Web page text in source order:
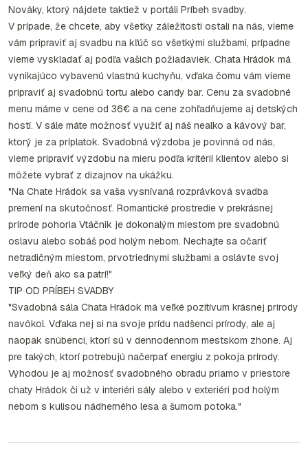
Nováky, ktorý nájdete taktiež v portáli Príbeh svadby.
V prípade, že chcete, aby všetky záležitosti ostali na nás, vieme
vám pripraviť aj svadbu na kľúč so všetkými službami, prípadne
vieme vyskladať aj podľa vašich požiadaviek. Chata Hrádok má
vynikajúco vybavenú vlastnú kuchyňu, vďaka čomu vám vieme
pripraviť aj svadobnú tortu alebo candy bar. Cenu za svadobné
menu máme v cene od 36€ a na cene zohľadňujeme aj detských
hostí. V sále máte možnosť využiť aj náš nealko a kávový bar,
ktorý je za príplatok. Svadobná výzdoba je povinná od nás,
vieme pripraviť výzdobu na mieru podľa kritérií klientov alebo si
môžete vybrať z dizajnov na ukážku.
"Na Chate Hrádok sa vaša vysnívaná rozprávková svadba
premení na skutočnosť. Romantické prostredie v prekrásnej
prírode pohoria Vtáčnik je dokonalým miestom pre svadobnú
oslavu alebo sobáš pod holým nebom. Nechajte sa očariť
netradičným miestom, prvotriednymi službami a oslávte svoj
veľký deň ako sa patrí!"
TIP OD PRÍBEH SVADBY
"Svadobná sála Chata Hrádok má veľké pozitívum krásnej prírody
navôkol. Vďaka nej si na svoje prídu nadšenci prírody, ale aj
naopak snúbenci, ktorí sú v dennodennom mestskom zhone. Aj
pre takých, ktorí potrebujú načerpať energiu z pokoja prírody.
Výhodou je aj možnosť svadobného obradu priamo v priestore
chaty Hrádok či už v interiéri sály alebo v exteriéri pod holým
nebom s kulisou nádherného lesa a šumom potoka."